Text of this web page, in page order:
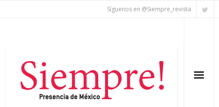
Síguenos en @Siempre_revista